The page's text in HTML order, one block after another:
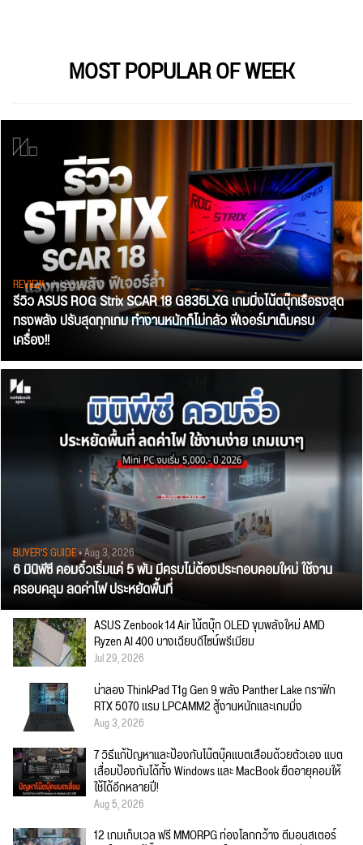
MOST POPULAR OF WEEK
REVIEW• Jul 28, 2026
รีวิว ASUS ROG Strix SCAR 18 G835LXG เกมมิ่งโน้ตบุ๊กเรือธงสุด
ทรงพลัง ปรับสุดทุกเกม ทำงานหนักก็ไม่กลัว ฟีเจอร์มาเต็มครบ
เครื่อง!!
BUYER'S GUIDE• Aug 3, 2026
6 มินิพีซี คอมจิ๋วเริ่มแค่ 5 พัน มีครบไม่ต้องประกอบคอมใหม่ ใช้งาน
ครอบคลุม ลดค่าไฟ ประหยัดพื้นที่
ASUS Zenbook 14 Air โน้ตบุ๊ก OLED ขุมพลังใหม่ AMD
Ryzen AI 400 บางเฉียบดีไซน์พรีเมียม
Jul 29, 2026
น่าลอง ThinkPad T1g Gen 9 พลัง Panther Lake กราฟิก
RTX 5070 แรม LPCAMM2 สู้งานหนักและเกมมิ่ง
Aug 3, 2026
7 วิธีแก้ปัญหาและป้องกันโน๊ตบุ๊คแบตเสื่อมด้วยตัวเอง แบต
เสื่อมป้องกันได้ทั้ง Windows และ MacBook ยืดอายุคอมให้
ใช้ได้อีกหลายปี!
Aug 5, 2026
12 เกมเก็บเวล ฟรี MMORPG ท่องโลกกว้าง ตีมอนสเตอร์